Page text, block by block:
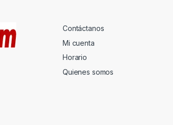
Contáctanos
Mi cuenta
Horario
Quienes somos